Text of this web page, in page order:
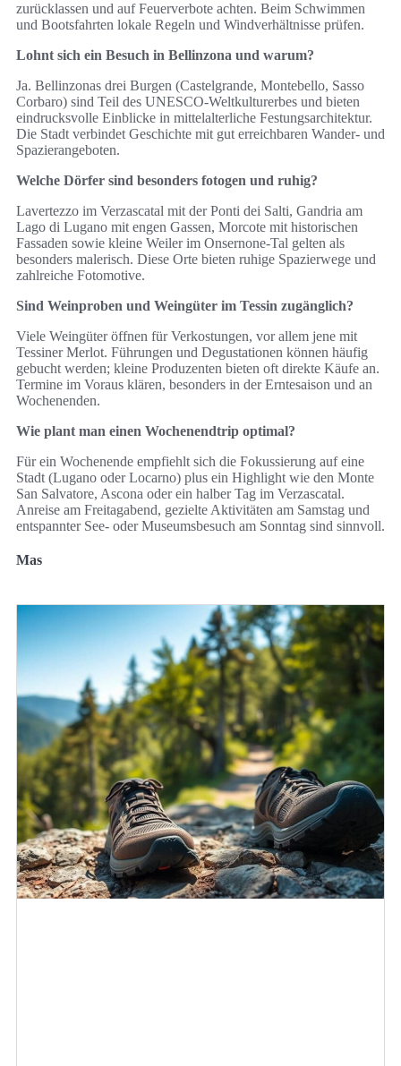
zurücklassen und auf Feuerverbote achten. Beim Schwimmen
und Bootsfahrten lokale Regeln und Windverhältnisse prüfen.
Lohnt sich ein Besuch in Bellinzona und warum?
Ja. Bellinzonas drei Burgen (Castelgrande, Montebello, Sasso
Corbaro) sind Teil des UNESCO-Weltkulturerbes und bieten
eindrucksvolle Einblicke in mittelalterliche Festungsarchitektur.
Die Stadt verbindet Geschichte mit gut erreichbaren Wander- und
Spazierangeboten.
Welche Dörfer sind besonders fotogen und ruhig?
Lavertezzo im Verzascatal mit der Ponti dei Salti, Gandria am
Lago di Lugano mit engen Gassen, Morcote mit historischen
Fassaden sowie kleine Weiler im Onsernone-Tal gelten als
besonders malerisch. Diese Orte bieten ruhige Spazierwege und
zahlreiche Fotomotive.
Sind Weinproben und Weingüter im Tessin zugänglich?
Viele Weingüter öffnen für Verkostungen, vor allem jene mit
Tessiner Merlot. Führungen und Degustationen können häufig
gebucht werden; kleine Produzenten bieten oft direkte Käufe an.
Termine im Voraus klären, besonders in der Erntesaison und an
Wochenenden.
Wie plant man einen Wochenendtrip optimal?
Für ein Wochenende empfiehlt sich die Fokussierung auf eine
Stadt (Lugano oder Locarno) plus ein Highlight wie den Monte
San Salvatore, Ascona oder ein halber Tag im Verzascatal.
Anreise am Freitagabend, gezielte Aktivitäten am Samstag und
entspannter See- oder Museumsbesuch am Sonntag sind sinnvoll.
Mas